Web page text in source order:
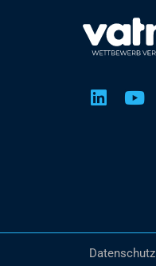
Datenschutz